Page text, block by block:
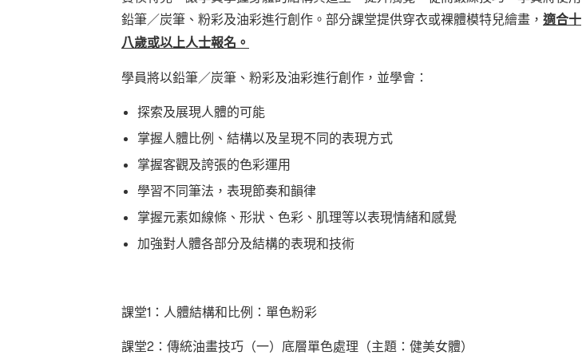
鉛筆／炭筆、粉彩及油彩進行創作。部分課堂提供穿衣或裸體模特兒繪畫， 適合十
八歲或以上人士報名。
學員將以鉛筆／炭筆、粉彩及油彩進行創作，並學會：
探索及展現人體的可能
掌握人體比例、結構以及呈現不同的表現方式
掌握客觀及誇張的色彩運用
學習不同筆法，表現節奏和韻律
掌握元素如線條、形狀、色彩、肌理等以表現情緒和感覺
加強對人體各部分及結構的表現和技術
課堂1：人體結構和比例：單色粉彩
課堂2：傳統油畫技巧（一）底層單色處理（主題：健美女體）